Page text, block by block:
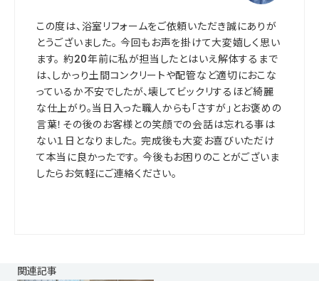
この度は、浴室リフォームをご依頼いただき誠にありが
とうございました。 今回もお声を掛けて大変嬉しく思い
ます。 約20年前に私が担当したとはいえ解体するまで
は、しかっり土間コンクリートや配管など適切におこな
っているか不安でしたが、壊してビックリするほど綺麗
な仕上がり。当日入った職人からも「さすが」とお褒めの
言葉！その後のお客様との笑顔での会話は忘れる事は
ない１日となりました。 完成後も大変お喜びいただけ
て本当に良かったです。 今後もお困りのことがございま
したらお気軽にご連絡ください。
関連記事